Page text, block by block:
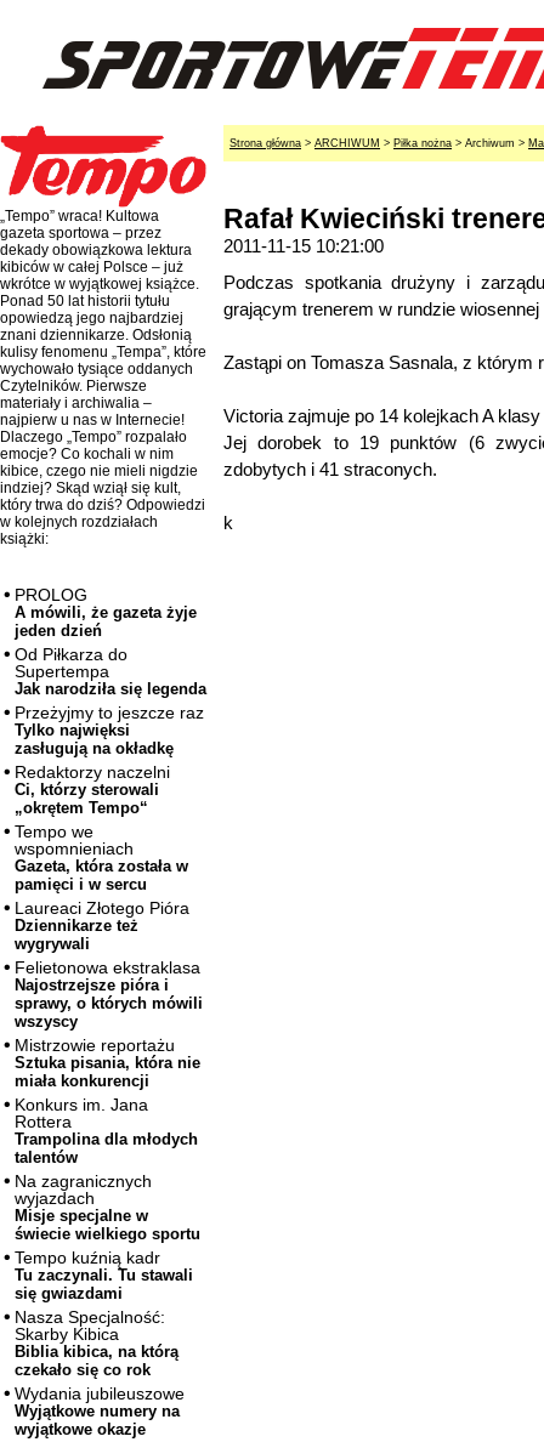
„Tempo” wraca! Kultowa
gazeta sportowa – przez
dekady obowiązkowa lektura
kibiców w całej Polsce – już
wkrótce w wyjątkowej książce.
Ponad 50 lat historii tytułu
opowiedzą jego najbardziej
znani dziennikarze. Odsłonią
kulisy fenomenu „Tempa”, które
wychowało tysiące oddanych
Czytelników. Pierwsze
materiały i archiwalia –
najpierw u nas w Internecie!
Dlaczego „Tempo” rozpalało
emocje? Co kochali w nim
kibice, czego nie mieli nigdzie
indziej? Skąd wziął się kult,
który trwa do dziś? Odpowiedzi
w kolejnych rozdziałach
książki:
PROLOG
A mówili, że gazeta żyje
jeden dzień
Od Piłkarza do
Supertempa
Jak narodziła się legenda
Przeżyjmy to jeszcze raz
Tylko najwięksi
zasługują na okładkę
Redaktorzy naczelni
Ci, którzy sterowali
„okrętem Tempo“
Tempo we
wspomnieniach
Gazeta, która została w
pamięci i w sercu
Laureaci Złotego Pióra
Dziennikarze też
wygrywali
Felietonowa ekstraklasa
Najostrzejsze pióra i
sprawy, o których mówili
wszyscy
Mistrzowie reportażu
Sztuka pisania, która nie
miała konkurencji
Konkurs im. Jana
Rottera
Trampolina dla młodych
talentów
Na zagranicznych
wyjazdach
Misje specjalne w
świecie wielkiego sportu
Tempo kuźnią kadr
Tu zaczynali. Tu stawali
się gwiazdami
Nasza Specjalność:
Skarby Kibica
Biblia kibica, na którą
czekało się co rok
Wydania jubileuszowe
Wyjątkowe numery na
wyjątkowe okazje
Strona główna > ARCHIWUM > Piłka nożna > Archiwum >
Rafał Kwieciński
2011-11-15 10:21:00
Podczas spotkania drużyny i
grającym trenerem w rundzie wiosennej
Zastąpi on Tomasza Sasnala, z którym
Victoria zajmuje po 14 kolejkach A
Jej dorobek to 19 punktów (6
zdobytych i 41 straconych.
k